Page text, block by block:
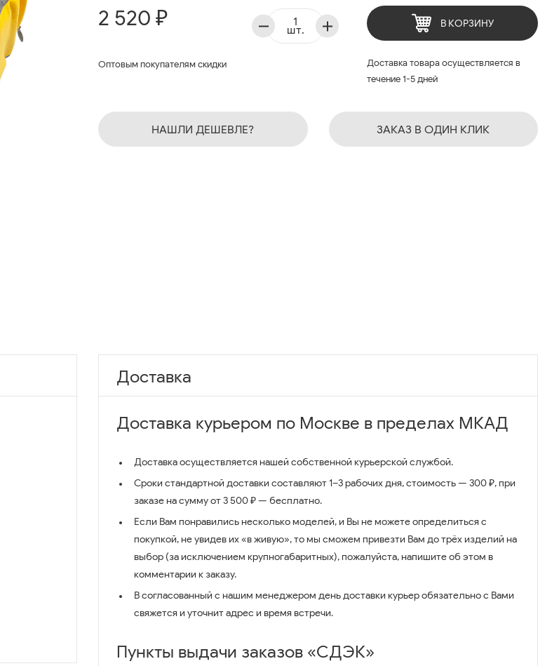
2 520 ₽
Оптовым покупателям скидки
шт. В КОРЗИНУ
Доставка товара осуществляется в
течение 1-5 дней
НАШЛИ ДЕШЕВЛЕ? ЗАКАЗ В ОДИН КЛИК
Доставка
Доставка курьером по Москве в пределах МКАД
Доставка осуществляется нашей собственной курьерской службой.
Сроки стандартной доставки составляют 1–3 рабочих дня, стоимость — 300 ₽, при
заказе на сумму от 3 500 ₽ — бесплатно.
Если Вам понравились несколько моделей, и Вы не можете определиться с
покупкой, не увидев их «в живую», то мы сможем привезти Вам до трёх изделий на
выбор (за исключением крупногабаритных), пожалуйста, напишите об этом в
комментарии к заказу.
В согласованный с нашим менеджером день доставки курьер обязательно с Вами
свяжется и уточнит адрес и время встречи.
Пункты выдачи заказов «СДЭК»